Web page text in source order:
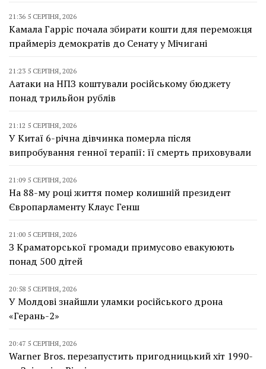
21:36 5 СЕРПНЯ, 2026
Камала Гарріс почала збирати кошти для переможця
праймеріз демократів до Сенату у Мічигані
21:23 5 СЕРПНЯ, 2026
Аатаки на НПЗ коштували російському бюджету
понад трильйон рублів
21:12 5 СЕРПНЯ, 2026
У Китаї 6-річна дівчинка померла після
випробування генної терапії: її смерть приховували
21:09 5 СЕРПНЯ, 2026
На 88-му році життя помер колишній президент
Європарламенту Клаус Генш
21:00 5 СЕРПНЯ, 2026
З Краматорської громади примусово евакуюють
понад 500 дітей
20:58 5 СЕРПНЯ, 2026
У Молдові знайшли уламки російського дрона
«Герань-2»
20:47 5 СЕРПНЯ, 2026
Warner Bros. перезапустить пригодницький хіт 1990-